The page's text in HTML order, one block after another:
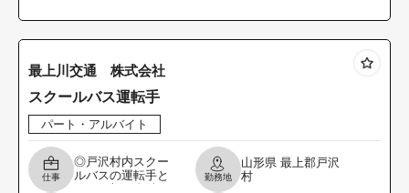
最上川交通 株式会社
スクールバス運転手
パート・アルバイト
仕事
◎戸沢村内スクー
ルバスの運転手と
勤務地
山形県 最上郡戸沢
村